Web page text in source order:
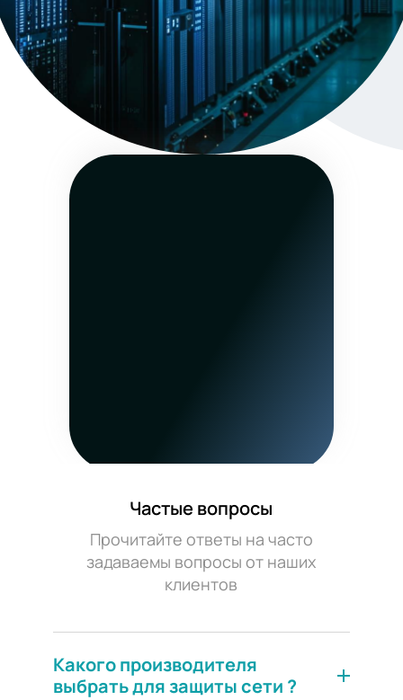
Рассчитать проект
Частые вопросы
Прочитайте ответы на часто
задаваемы вопросы от наших
клиентов
Какого производителя
выбрать для защиты сети ?